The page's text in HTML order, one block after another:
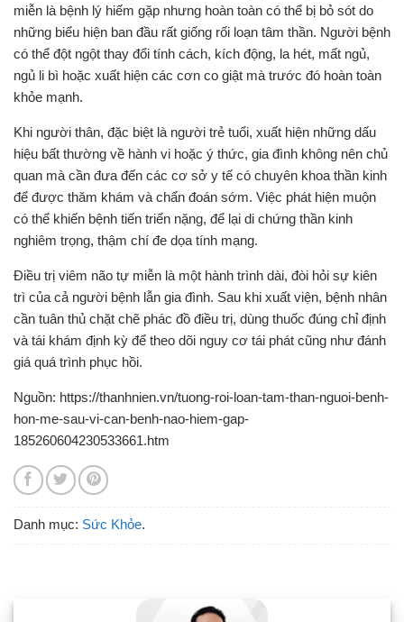
miễn là bệnh lý hiếm gặp nhưng hoàn toàn có thể bị bỏ sót do
những biểu hiện ban đầu rất giống rối loạn tâm thần. Người bệnh
có thể đột ngột thay đổi tính cách, kích động, la hét, mất ngủ,
ngủ li bì hoặc xuất hiện các cơn co giật mà trước đó hoàn toàn
khỏe mạnh.
Khi người thân, đặc biệt là người trẻ tuổi, xuất hiện những dấu
hiệu bất thường về hành vi hoặc ý thức, gia đình không nên chủ
quan mà cần đưa đến các cơ sở y tế có chuyên khoa thần kinh
để được thăm khám và chẩn đoán sớm. Việc phát hiện muộn
có thể khiến bệnh tiến triển nặng, để lại di chứng thần kinh
nghiêm trọng, thậm chí đe dọa tính mạng.
Điều trị viêm não tự miễn là một hành trình dài, đòi hỏi sự kiên
trì của cả người bệnh lẫn gia đình. Sau khi xuất viện, bệnh nhân
cần tuân thủ chặt chẽ phác đồ điều trị, dùng thuốc đúng chỉ định
và tái khám định kỳ để theo dõi nguy cơ tái phát cũng như đánh
giá quá trình phục hồi.
Nguồn: https://thanhnien.vn/tuong-roi-loan-tam-than-nguoi-benh-
hon-me-sau-vi-can-benh-nao-hiem-gap-
185260604230533661.htm
Danh mục: Sức Khỏe.